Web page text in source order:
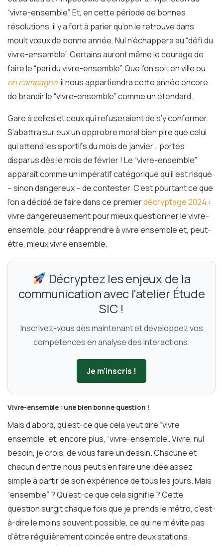
“vivre-ensemble”. Et, en cette période de bonnes
résolutions, il y a fort à parier qu’on le retrouve dans
moult vœux de bonne année. Nul n’échappera au “défi du
vivre-ensemble”. Certains auront même le courage de
faire le “pari du vivre-ensemble”. Que l’on soit en ville ou
en campagne, il nous appartiendra cette année encore
de brandir le “vivre-ensemble” comme un étendard.
Gare à celles et ceux qui refuseraient de s’y conformer.
S’abattra sur eux un opprobre moral bien pire que celui
qui attend les sportifs du mois de janvier… portés
disparus dès le mois de février ! Le “vivre-ensemble”
apparaît comme un impératif catégorique qu’il est risqué
– sinon dangereux – de contester. C’est pourtant ce que
l’on a décidé de faire dans ce premierdécryptage 2024 :
vivre dangereusement pour mieux questionner le vivre-
ensemble, pour réapprendre à vivre ensemble et, peut-
être, mieux vivre ensemble.
Décryptez les enjeux de la
communication avec l'atelier Étude
SIC !
Inscrivez-vous dès maintenant et développez vos
compétences en analyse des interactions.
Je m'inscris !
Vivre-ensemble : une bien bonne question !
Mais d’abord, qu’est-ce que cela veut dire “vivre
ensemble” et, encore plus, “vivre-ensemble”. Vivre, nul
besoin, je crois, de vous faire un dessin. Chacune et
chacun d’entre nous peut s’en faire une idée assez
simple à partir de son expérience de tous les jours. Mais
“ensemble” ? Qu’est-ce que cela signifie ? Cette
question surgit chaque fois que je prends le métro, c’est-
à-dire le moins souvent possible, ce qui ne m’évite pas
d’être régulièrement coincée entre deux stations.